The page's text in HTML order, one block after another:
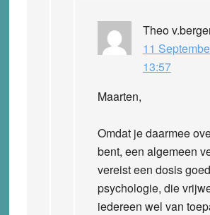
Theo
11
13:57
Maarten,
Omdat je daarmee
bent, een algemeen
vereist een dosis
psychologie, die
iedereen wel van